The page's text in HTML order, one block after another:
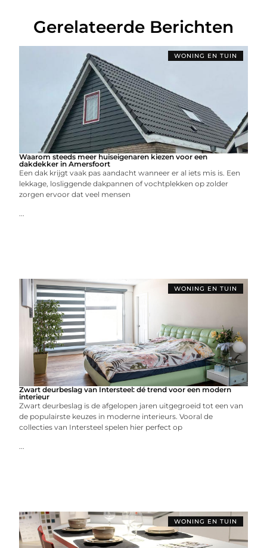
Gerelateerde Berichten
WONING EN TUIN
Waarom steeds meer huiseigenaren kiezen voor een
dakdekker in Amersfoort
Een dak krijgt vaak pas aandacht wanneer er al iets mis is. Een
lekkage, losliggende dakpannen of vochtplekken op zolder
zorgen ervoor dat veel mensen
...
WONING EN TUIN
Zwart deurbeslag van Intersteel: dé trend voor een modern
interieur
Zwart deurbeslag is de afgelopen jaren uitgegroeid tot een van
de populairste keuzes in moderne interieurs. Vooral de
collecties van Intersteel spelen hier perfect op
...
WONING EN TUIN